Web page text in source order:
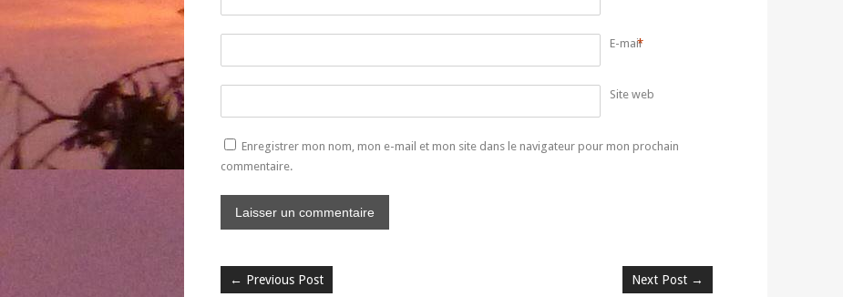
E-mail*
Site web
Enregistrer mon nom, mon e-mail et mon site dans le navigateur pour mon prochain
commentaire.
← Previous Post Next Post →